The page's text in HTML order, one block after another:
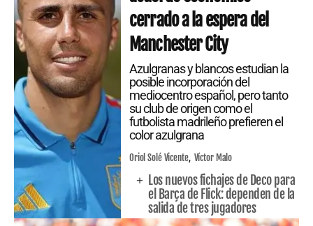
cerrado a la espera del
Manchester City
Azulgranas y blancos estudian la
posible incorporación del
mediocentro español, pero tanto
su club de origen como el
futbolista madrileño prefieren el
color azulgrana
Oriol Solé Vicente Víctor Malo
Los nuevos fichajes de Deco para
el Barça de Flick: dependen de la
salida de tres jugadores